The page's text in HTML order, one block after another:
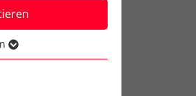
der
die Webseite